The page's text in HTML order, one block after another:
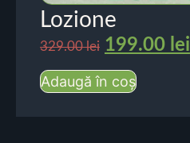
Lozione
329.00lei 199.00 lei
Adaugă în coș